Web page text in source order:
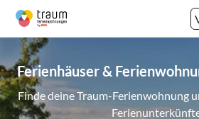
Ferienhäuser &
Finde deine Traum-Ferienwohnung